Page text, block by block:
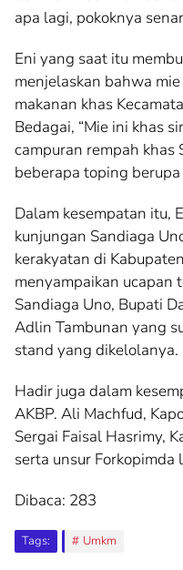
apa lagi, pokoknya
Eni yang saat itu
menjelaskan bahwa
makanan khas
Bedagai, “Mie ini khas
campuran rempah
beberapa toping berupa
Dalam kesempatan itu,
kunjungan Sandiaga
kerakyatan di
menyampaikan ucapan
Sandiaga Uno, Bupati
Adlin Tambunan yang
stand yang dikelolanya.
Hadir juga dalam
AKBP. Ali Machfud,
Sergai Faisal Hasrimy,
serta unsur Forkopimda
Dibaca: 283
Tags: Umkm